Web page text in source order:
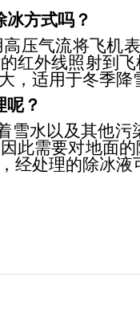
方式吗？
气流将飞机
红外线照射到
适用于冬季降
呢？
水以及其他污
此需要对地面
经处理的除冰液